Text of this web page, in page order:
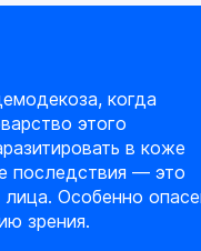
когда
этого
в коже
последствия — это
Особенно
зрения.